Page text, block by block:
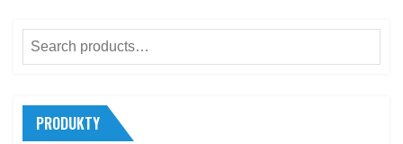
Search
for:
PRODUKTY